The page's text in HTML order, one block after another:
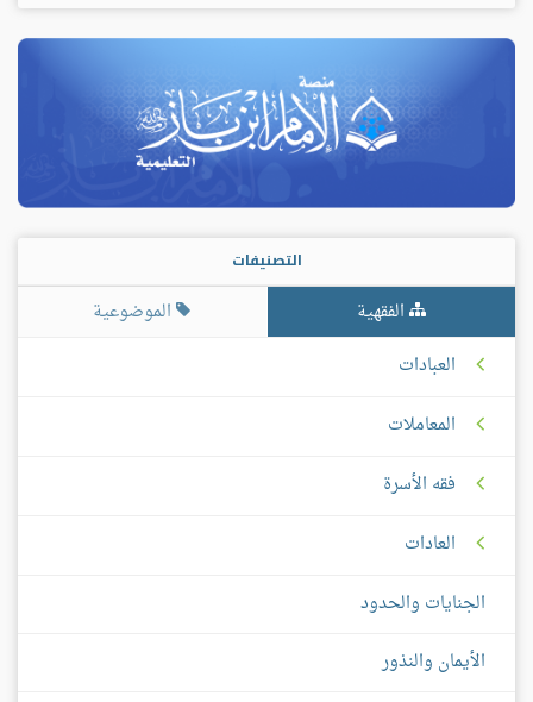
التصنيفات
الفقهية
الموضوعية
العبادات
المعاملات
فقه الأسرة
العادات
الجنايات والحدود
الأيمان والنذور